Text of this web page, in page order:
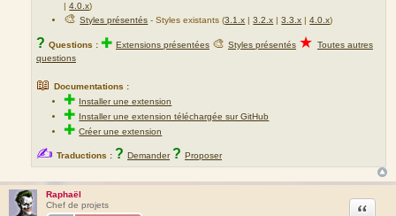
|4.0.x)
🎨Styles présentés - Styles existants (3.1.x |3.2.x |3.3.x |4.0.x)
? Questions : ✚ Extensions présentées 🎨 Styles présentés ★ Toutes autres
questions
📖 Documentations :
✚ Installer une extension
✚ Installer une extension téléchargée sur GitHub
✚Créer une extension
✍ Traductions : ? Demander ? Proposer
Raphaël
Chef de projets
Citation